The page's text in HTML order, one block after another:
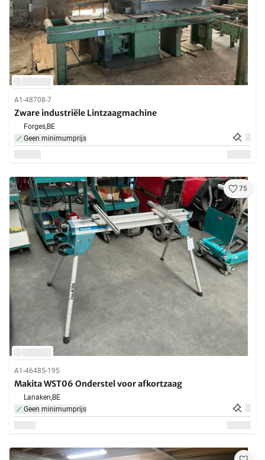
A1-48708-7
Zware industriële Lintzaagmachine
Forges,BE
Geen minimumprijs
75
A1-46485-195
Makita WST06 Onderstel voor afkortzaag
Lanaken,BE
Geen minimumprijs